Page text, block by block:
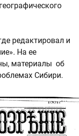
редактировал и
На ее
материалы об
Сибири.